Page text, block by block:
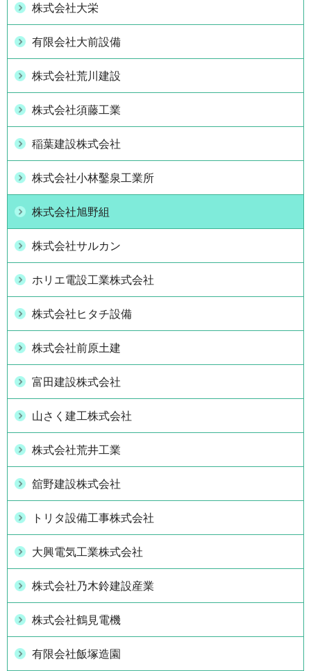
株式会社大栄
有限会社大前設備
株式会社荒川建設
株式会社須藤工業
稲葉建設株式会社
株式会社小林鑿泉工業所
株式会社旭野組
株式会社サルカン
ホリエ電設工業株式会社
株式会社ヒタチ設備
株式会社前原土建
富田建設株式会社
山さく建工株式会社
株式会社荒井工業
舘野建設株式会社
トリタ設備工事株式会社
大興電気工業株式会社
株式会社乃木鈴建設産業
株式会社鶴見電機
有限会社飯塚造園